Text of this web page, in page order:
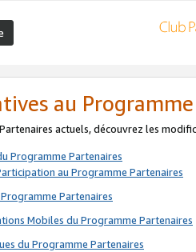
au
actuels, découvrez les
Programme Partenaires
au Programme Partenaires
Partenaires
Mobiles du Programme Partenaires
du Programme Partenaires